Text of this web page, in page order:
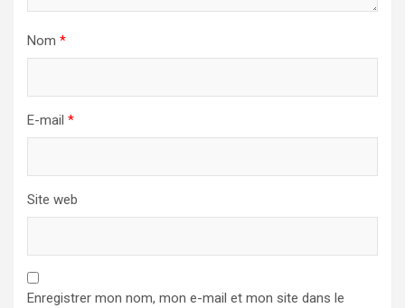
Nom *
E-mail *
Site web
Enregistrer mon nom, mon e-mail et mon site dans le